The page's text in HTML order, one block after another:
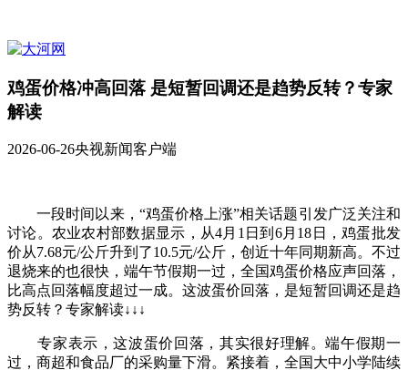
鸡蛋价格冲高回落 是短暂回调还是趋势反转？专家
解读
2026-06-26央视新闻客户端
一段时间以来，“鸡蛋价格上涨”相关话题引发广泛关注和
讨论。农业农村部数据显示，从4月1日到6月18日，鸡蛋批发
价从7.68元/公斤升到了10.5元/公斤，创近十年同期新高。不过
退烧来的也很快，端午节假期一过，全国鸡蛋价格应声回落，
比高点回落幅度超过一成。这波蛋价回落，是短暂回调还是趋
势反转？专家解读↓↓↓
专家表示，这波蛋价回落，其实很好理解。端午假期一
过，商超和食品厂的采购量下滑。紧接着，全国大中小学陆续